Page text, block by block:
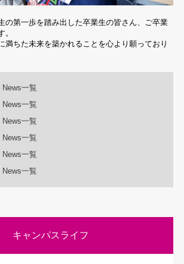
の第一歩を踏み出した卒業生の皆さん、ご卒業
満ちた未来を築かれることを心より願っており
News一覧
News一覧
News一覧
News一覧
News一覧
News一覧
キャンパスライフ